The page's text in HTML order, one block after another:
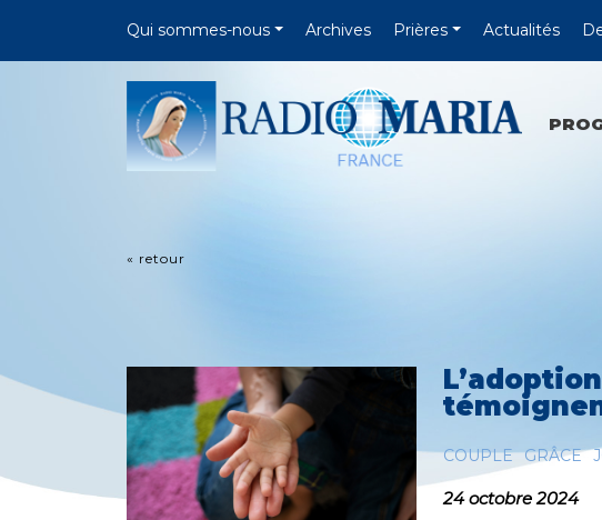
Qui sommes-nous Archives Prières Actualités
« retour
COUPLE GRÂCE
24 octobre 2024